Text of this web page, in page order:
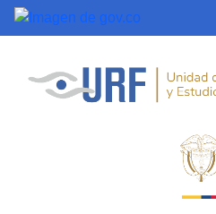
Saltar al contenido principal